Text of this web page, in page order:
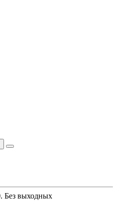
Без выходных